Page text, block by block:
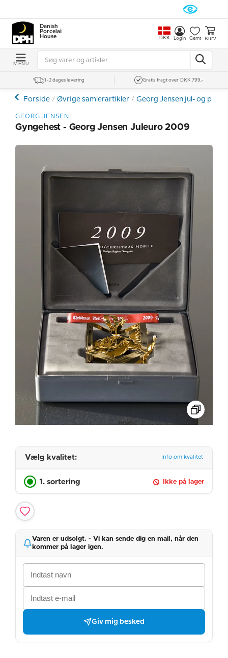
Danish
Porcelain
House
DKK Login Gemt Kurv
MENU
1-2 dages levering Gratis fragt over DKK 799,-
Forside Øvrige samlerartikler Georg Jensen jul- og
GEORG JENSEN
Gyngehest - Georg Jensen Juleuro 2009
Vælg kvalitet: Info om kvalitet
1. sortering Ikke på lager
Varen er udsolgt. - Vi kan sende dig en mail, når den
kommer på lager igen.
Giv mig besked